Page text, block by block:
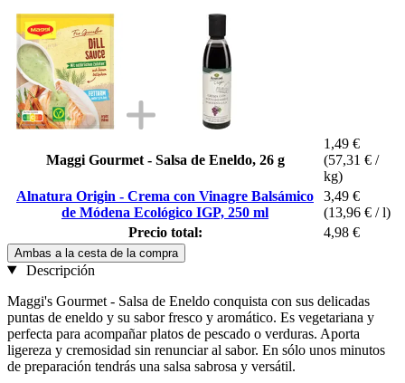
Maggi Gourmet - Salsa de Eneldo, 26 g
1,49 €
(57,31 € /
kg)
Alnatura Origin - Crema con Vinagre Balsámico
de Módena Ecológico IGP, 250 ml
3,49 €
(13,96 € / l)
Precio total:
4,98 €
Ambas a la cesta de la compra
Descripción
Maggi's Gourmet - Salsa de Eneldo conquista con sus delicadas
puntas de eneldo y su sabor fresco y aromático. Es vegetariana y
perfecta para acompañar platos de pescado o verduras. Aporta
ligereza y cremosidad sin renunciar al sabor. En sólo unos minutos
de preparación tendrás una salsa sabrosa y versátil.